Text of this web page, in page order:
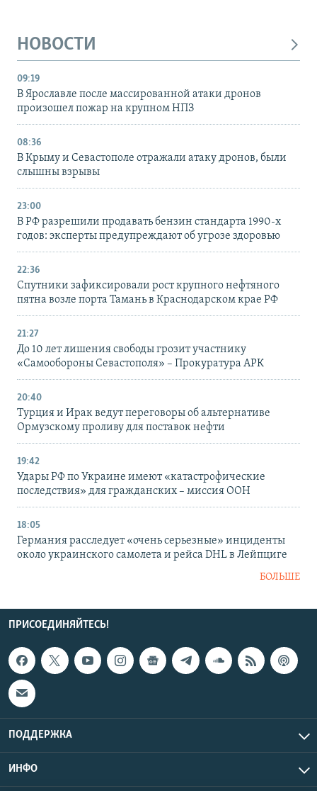
НОВОСТИ
09:19
В Ярославле после массированной атаки дронов
произошел пожар на крупном НПЗ
08:36
В Крыму и Севастополе отражали атаку дронов, были
слышны взрывы
23:00
В РФ разрешили продавать бензин стандарта 1990-х
годов: эксперты предупреждают об угрозе здоровью
22:36
Спутники зафиксировали рост крупного нефтяного
пятна возле порта Тамань в Краснодарском крае РФ
21:27
До 10 лет лишения свободы грозит участнику
«Самообороны Севастополя» – Прокуратура АРК
20:40
Турция и Ирак ведут переговоры об альтернативе
Ормузскому проливу для поставок нефти
19:42
Удары РФ по Украине имеют «катастрофические
последствия» для гражданских – миссия ООН
18:05
Германия расследует «очень серьезные» инциденты
около украинского самолета и рейса DHL в Лейпциге
БОЛЬШЕ
ПРИСОЕДИНЯЙТЕСЬ!
ПОДДЕРЖКА
ИНФО